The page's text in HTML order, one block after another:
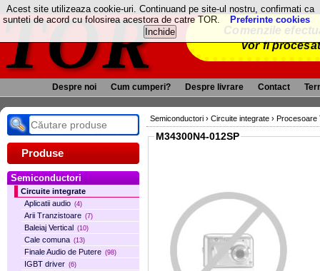
TOR
Comenzile
vor fi
Despre noi Cum cumperi? Despre livrare Contact
Produse
Semiconductori
Circuite integrate
Aplicatii audio (4)
Arii Tranzistoare (7)
Baleiaj Vertical (10)
Cale comuna (13)
Finale Audio de Putere (98)
IGBT driver (6)
Semiconductori › Circuite integrate › Procesoare
M34300N4-012SP
Acest site utilizeaza cookie-uri. Continuand pe site-ul nostru, confirmati ca
sunteti de acord cu folosirea acestora de catre TOR.
Preferinte cookies